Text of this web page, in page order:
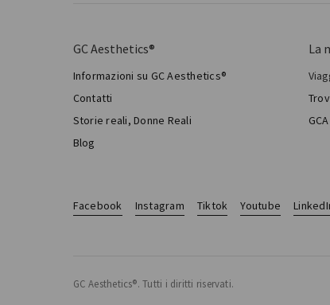
GC Aesthetics®
Informazioni su GC Aesthetics®
Contatti
Storie reali, Donne Reali
Blog
La
Facebook Instagram Tiktok Youtube
GC Aesthetics®. Tutti i diritti riservati.